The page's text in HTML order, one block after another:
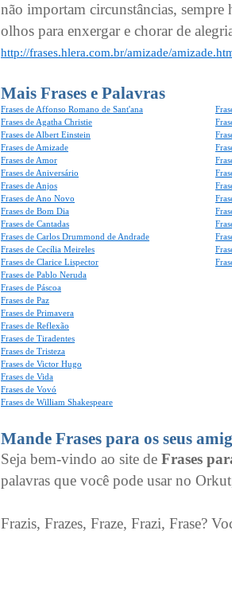
não importam circunstâncias, sempre
olhos para enxergar e chorar de
http://frases.hlera.com.br/amizade/
Mais Frases e Palavras
Frases de Affonso Romano de Sant'ana
Frases de Agatha Christie
Frases de Albert Einstein
Frases de Amizade
Frases de Amor
Frases de Aniversário
Frases de Anjos
Frases de Ano Novo
Frases de Bom Dia
Frases de Cantadas
Frases de Carlos Drummond de Andrade
Frases de Cecília Meireles
Frases de Clarice Lispector
Frases de Pablo Neruda
Frases de Páscoa
Frases de Paz
Frases de Primavera
Frases de Reflexão
Frases de Tiradentes
Frases de Tristeza
Frases de Victor Hugo
Frases de Vida
Frases de Vovó
Frases de William Shakespeare
Mande Frases para os seus
Seja bem-vindo ao site de Frases
palavras que você pode usar no
Frazis, Frazes, Fraze, Frazi, Frase?